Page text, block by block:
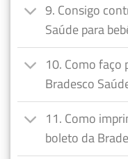
9. Consigo
Saúde para
10. Como faço
Bradesco
11. Como
boleto da